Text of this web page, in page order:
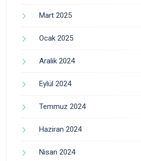
Mart 2025
Ocak 2025
Aralık 2024
Eylül 2024
Temmuz 2024
Haziran 2024
Nisan 2024